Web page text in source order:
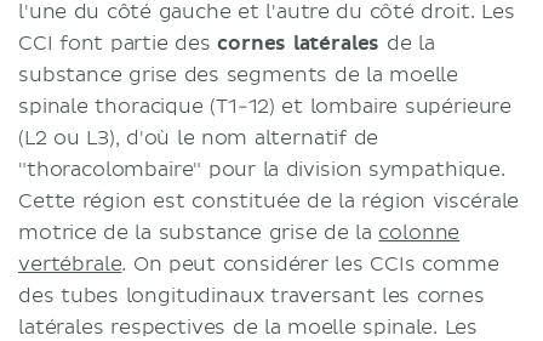
l'une du côté gauche et l'autre du côté droit. Les
CCI font partie descornes latérales de la
substance grise des segments de la moelle
spinale thoracique (T1-12) et lombaire supérieure
(L2 ou L3), d'où le nom alternatif de
"thoracolombaire" pour la division sympathique.
Cette région est constituée de la région viscérale
motrice de la substance grise de la colonne
vertébrale. On peut considérer les CCIs comme
des tubes longitudinaux traversant les cornes
latérales respectives de la moelle spinale. Les